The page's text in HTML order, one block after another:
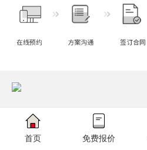
首页 免费报价